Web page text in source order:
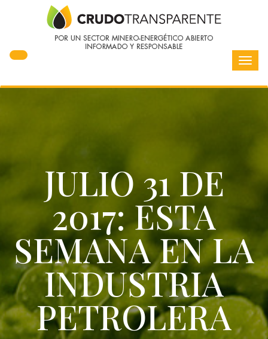
JULIO 31 DE
2017: ESTA
SEMANA EN LA
INDUSTRIA
PETROLERA